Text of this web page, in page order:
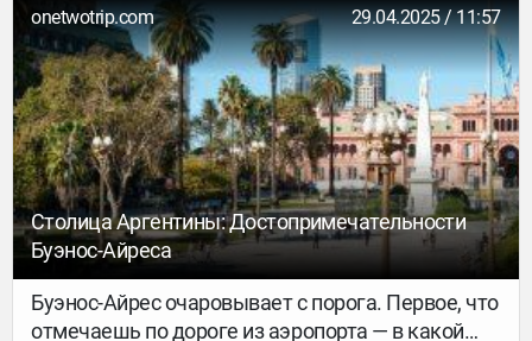
Здесь можно посетить интерактивные
экскурсии, покататься на русской тройке,
послушать перезвон колоколов, увидеть
декорации к популярным фильмам, а самое
главное — прикоснуться к многовековой
истории.
onetwotrip.com 29.04.2025 / 11:57
Столица Аргентины: Достопримечательности
Буэнос-Айреса
Буэнос-Айрес очаровывает с порога. Первое, что
отмечаешь по дороге из аэропорта — в какой